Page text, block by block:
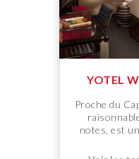
YOTEL
Proche du
notes, est